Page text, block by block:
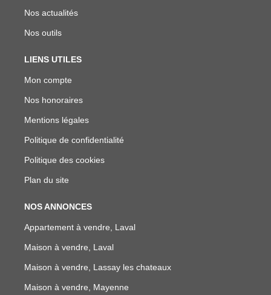
Nos actualités
Nos outils
LIENS UTILES
Mon compte
Nos honoraires
Mentions légales
Politique de confidentialité
Politique des cookies
Plan du site
NOS ANNONCES
Appartement à vendre, Laval
Maison à vendre, Laval
Maison à vendre, Lassay les chateaux
Maison à vendre, Mayenne